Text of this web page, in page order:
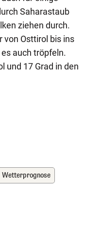
Saharastaub
ziehen durch.
von Osttirol bis ins
auch tröpfeln.
und 17 Grad in den
Wetterprognose